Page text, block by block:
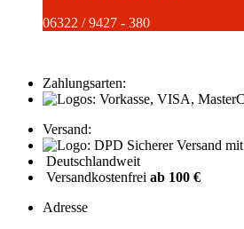
06322 / 9427 - 380
Zahlungsarten:
Versand:
Sicherer Versand mit
Deutschlandweit
Versandkostenfrei ab 100 €
Adresse